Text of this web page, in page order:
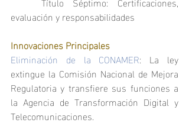
evaluación y responsabilidades
Innovaciones Principales
Eliminación de la CONAMER: La ley
extingue la Comisión Nacional de Mejora
Regulatoria y transfiere sus funciones a
la Agencia de Transformación Digital y
Telecomunicaciones.